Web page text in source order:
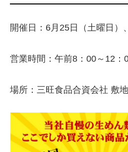
開催日：6月25日（土曜日）
営業時間：午前8：00～12：
場所：三旺食品合資会社 敷